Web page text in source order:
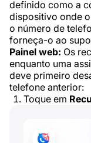
definido como a
dispositivo onde
o número de
forneça-o ao
Painel web: Os
enquanto uma
deve primeiro
telefone anterior:
Toque em